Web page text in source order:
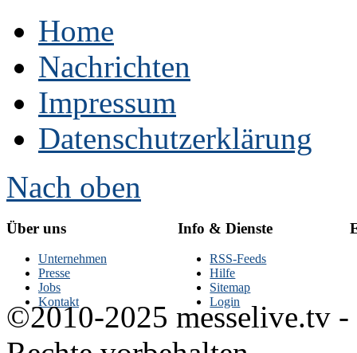
Home
Nachrichten
Impressum
Datenschutzerklärung
Nach oben
Über uns
Unternehmen
Presse
Jobs
Kontakt
Info & Dienste
RSS-Feeds
Hilfe
Sitemap
Login
©2010-2025 messelive.tv -